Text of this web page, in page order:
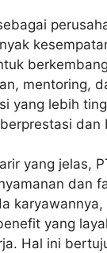
mentoring,
yang lebih
dan
yang jelas,
dan
yang
Hal ini